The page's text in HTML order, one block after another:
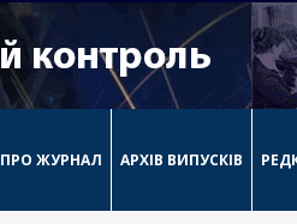
ПРО ЖУРНАЛ АРХІВ ВИПУСКІВ